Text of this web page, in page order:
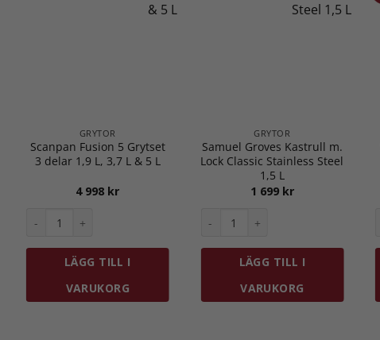
GRYTOR
Scanpan Fusion 5 Grytset
3 delar 1,9 L, 3,7 L & 5 L
4 998 kr
LÄGG TILL I
VARUKORG
GRYTOR
Samuel Groves Kastrull m.
Lock Classic Stainless Steel
1,5 L
1 699 kr
LÄGG TILL I
VARUKORG